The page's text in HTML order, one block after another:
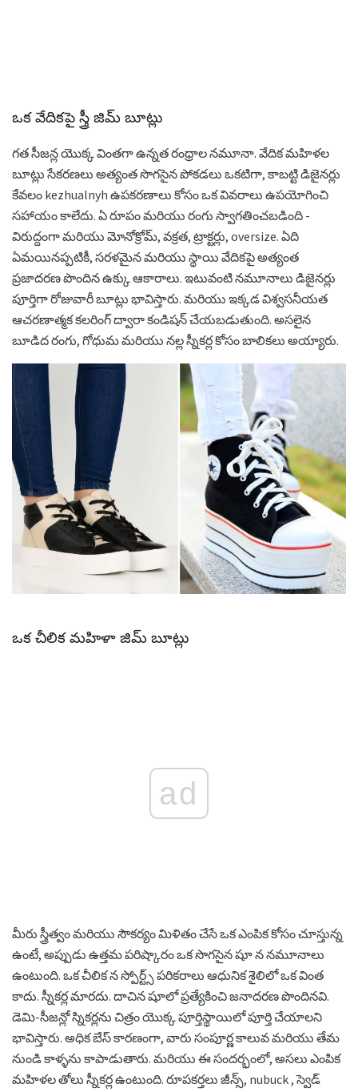
ఒక వేదికపై స్త్రీ జిమ్ బూట్లు
గత సీజన్ల యొక్క వింతగా ఉన్నత రంధ్రాల నమూనా. వేదిక మహిళల
బూట్లు సేకరణలు అత్యంత సొగసైన పోకడలు ఒకటిగా, కాబట్టి డిజైనర్లు
కేవలం kezhualnyh ఉపకరణాలు కోసం ఒక వివరాలు ఉపయోగించి
సహాయం కాలేదు. ఏ రూపం మరియు రంగు స్వాగతించబడింది -
విరుద్దంగా మరియు మోనోక్రోమ్, వక్రత, ట్రాక్టర్లు, oversize. ఏది
ఏమయినప్పటికీ, సరళమైన మరియు స్థాయి వేదికపై అత్యంత
ప్రజాదరణ పొందిన ఉక్కు ఆకారాలు. ఇటువంటి నమూనాలు డిజైనర్లు
పూర్తిగా రోజువారీ బూట్లు భావిస్తారు. మరియు ఇక్కడ విశ్వసనీయత
ఆచరణాత్మక కలరింగ్ ద్వారా కండిషన్ చేయబడుతుంది. అసలైన
బూడిద రంగు, గోధుమ మరియు నల్ల స్నీకర్ల కోసం బాలికలు అయ్యారు.
ఒక చీలిక మహిళా జిమ్ బూట్లు
ad
మీరు స్త్రీత్వం మరియు సౌకర్యం మిళితం చేసే ఒక ఎంపిక కోసం చూస్తున్న
ఉంటే, అప్పుడు ఉత్తమ పరిష్కారం ఒక సొగసైన షూ న నమూనాలు
ఉంటుంది. ఒక చీలిక న స్పోర్ట్స్ పరికరాలు ఆధునిక శైలిలో ఒక వింత
కాదు. స్నీకర్ల మారదు. దాచిన షూలో ప్రత్యేకించి జనాదరణ పొందినవి.
డెమి-సీజన్లో స్నికర్లను చిత్రం యొక్క పూర్తిస్థాయిలో పూర్తి చేయాలని
భావిస్తారు. అధిక బేస్ కారణంగా, వారు సంపూర్ణ కాలువ మరియు తేమ
నుండి కాళ్ళను కాపాడుతారు. మరియు ఈ సందర్భంలో, అసలు ఎంపిక
మహిళల తోలు స్నీకర్ల ఉంటుంది. రూపకర్తలు జీన్స్, nubuck , స్వెడ్